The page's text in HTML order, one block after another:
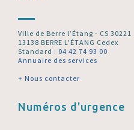
Ville de Berre l’Étang - CS 30221
13138 BERRE L'ÉTANG Cedex
Standard : 04 42 74 93 00
Annuaire des services
+ Nous contacter
Numéros d'urgence